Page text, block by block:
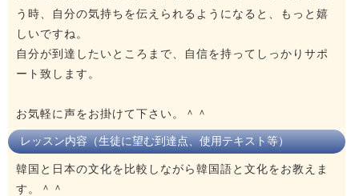
う時、自分の気持ちを伝えられるようになると、もっと嬉
しいですね。
自分が到達したいところまで、自信を持ってしっかりサポ
ート致します。
お気軽に声をお掛けて下さい。＾＾
レッスン内容（生徒に望む到達点、使用テキスト等）
韓国と日本の文化を比較しながら韓国語と文化をお教えま
す。＾＾